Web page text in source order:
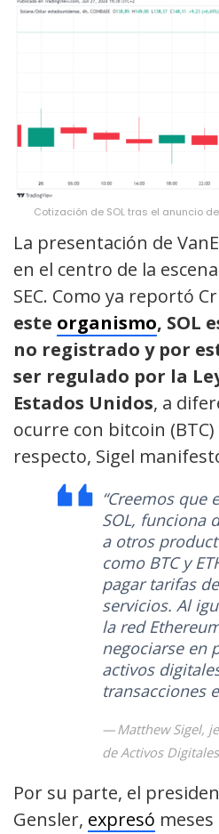
Cotización de SOL tras el anuncio
La presentación de
en el centro de la
SEC. Como ya reportó
este organismo, SOL
no registrado y por
ser regulado por la
Estados Unidos, a
ocurre con bitcoin (BTC)
respecto, Sigel
“Creemos que
SOL, funciona
a otros
como BTC y
pagar tarifas
servicios. Al
la red
negociarse en
activos
transacciones
Matthew Sigel,
de Activos
Por su parte, el
Gensler, expresó